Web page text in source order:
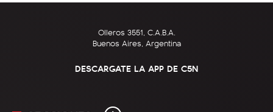
Olleros 3551, C.A.B.A.
Buenos Aires, Argentina
DESCARGATE LA APP DE C5N